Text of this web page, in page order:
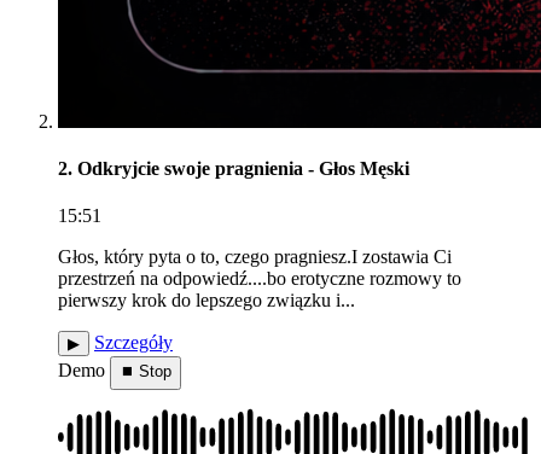
2. Odkryjcie swoje pragnienia - Głos Męski
15:51
Głos, który pyta o to, czego pragniesz.I zostawia Ci
przestrzeń na odpowiedź....bo erotyczne rozmowy to
pierwszy krok do lepszego związku i...
▶︎
Szczegóły
Demo
⏹ Stop